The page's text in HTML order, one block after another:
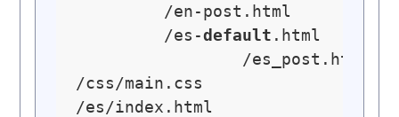
         /en-post.html
         /es-
default .html
/css/main.css
/es/index.html